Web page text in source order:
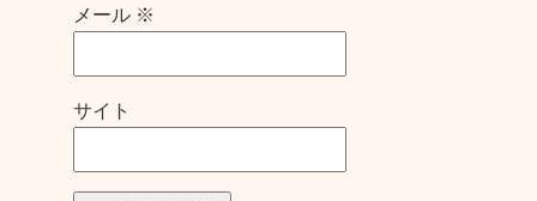
メール ※
サイト